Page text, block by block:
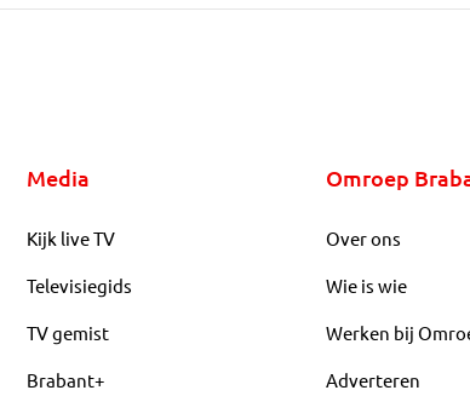
Media
Kijk live TV
Televisiegids
TV gemist
Brabant+
Omroep
Over ons
Wie is wie
Werken bij
Adverteren